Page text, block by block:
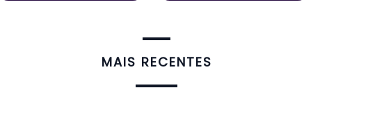
MAIS RECENTES